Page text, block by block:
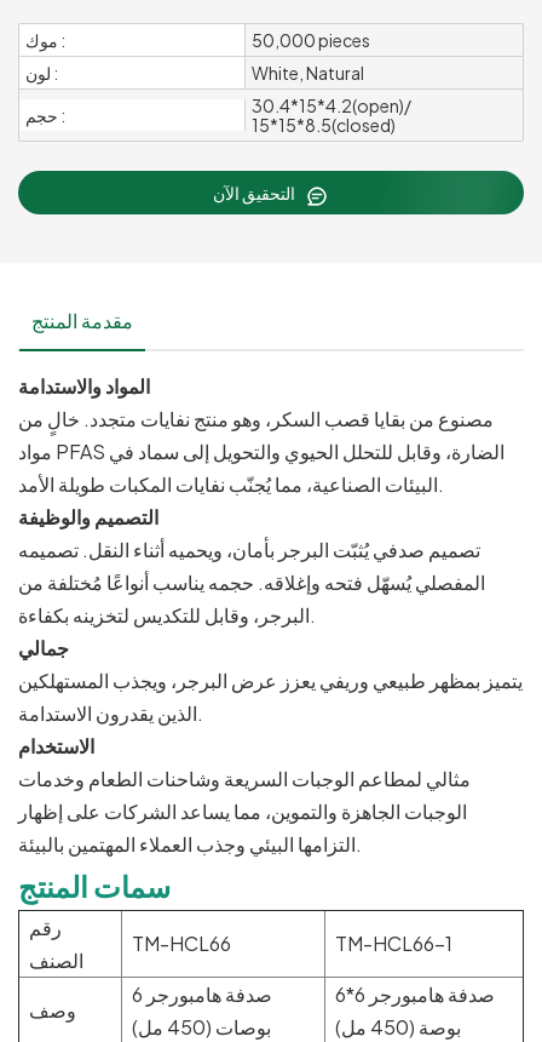
موك :
50,000 pieces
لون :
White, Natural
حجم :
30.4*15*4.2(open)/
15*15*8.5(closed)
مقدمة المنتج
المواد والاستدامة
مصنوع من بقايا قصب السكر، وهو منتج نفايات متجدد. خالٍ من
مواد PFAS الضارة، وقابل للتحلل الحيوي والتحويل إلى سماد في
البيئات الصناعية، مما يُجنّب نفايات المكبات طويلة الأمد.
التصميم والوظيفة
تصميم صدفي يُثبّت البرجر بأمان، ويحميه أثناء النقل. تصميمه
المفصلي يُسهّل فتحه وإغلاقه. حجمه يناسب أنواعًا مُختلفة من
البرجر، وقابل للتكديس لتخزينه بكفاءة.
جمالي
يتميز بمظهر طبيعي وريفي يعزز عرض البرجر، ويجذب المستهلكين
الذين يقدرون الاستدامة.
الاستخدام
مثالي لمطاعم الوجبات السريعة وشاحنات الطعام وخدمات
الوجبات الجاهزة والتموين، مما يساعد الشركات على إظهار
التزامها البيئي وجذب العملاء المهتمين بالبيئة.
سمات المنتج
رقم
الصنف
TM-HCL66 TM-HCL66-1
وصف
صدفة هامبورجر 6
بوصات (450 مل)
صدفة هامبورجر 6*6
بوصة (450 مل)